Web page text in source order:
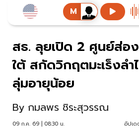
สธ. ลุยเปิด 2 ศูนย์ส่อ
ใต้ สกัดวิกฤตมะเร็งล
ลุ่มอายุน้อย
By กมลพร ชิระสุวรรณ
09 ก.ค. 69 | 08:30 น. อัปเด